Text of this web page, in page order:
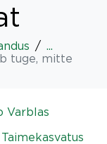
...
tuge, mitte
Varblas
Taimekasvatus